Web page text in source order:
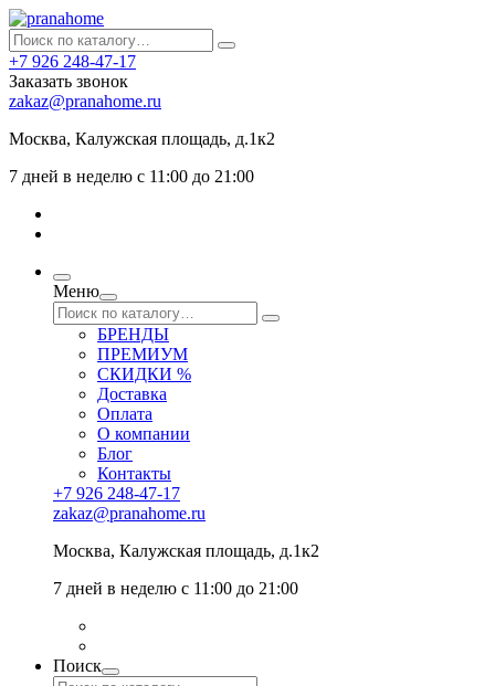
+7 926 248-47-17
Заказать звонок
zakaz@pranahome.ru
Москва, Калужская площадь, д.1к2
7 дней в неделю с 11:00 до 21:00
Меню
БРЕНДЫ
ПРЕМИУМ
СКИДКИ %
Доставка
Оплата
О компании
Блог
Контакты
+7 926 248-47-17
zakaz@pranahome.ru
Москва, Калужская площадь, д.1к2
7 дней в неделю с 11:00 до 21:00
Поиск